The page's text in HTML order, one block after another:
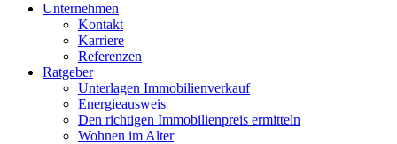
Unternehmen
Kontakt
Karriere
Referenzen
Ratgeber
Unterlagen Immobilienverkauf
Energieausweis
Den richtigen Immobilienpreis ermitteln
Wohnen im Alter